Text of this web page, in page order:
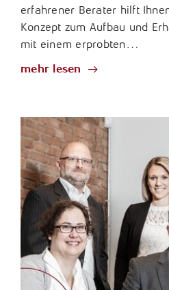
erfahrener Berater hilft
Konzept zum Aufbau und
mit einem erprobten…
mehr lesen